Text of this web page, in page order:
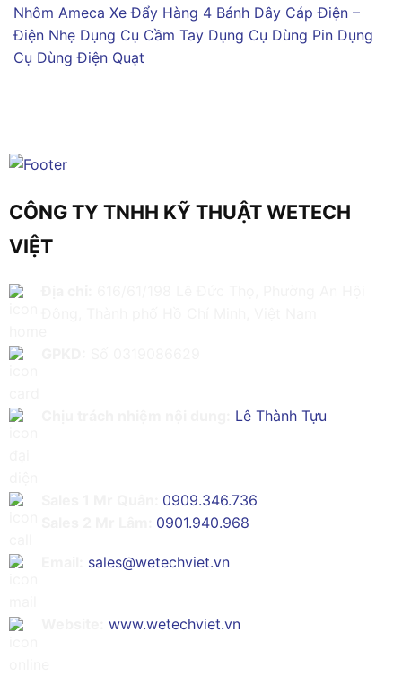
Nhôm Ameca Xe Đẩy Hàng 4 Bánh Dây Cáp Điện –
Điện Nhẹ Dụng Cụ Cầm Tay Dụng Cụ Dùng Pin Dụng
Cụ Dùng Điện Quạt
CÔNG TY TNHH KỸ THUẬT WETECH
VIỆT
Lê Thành Tựu
0909.346.736
0901.940.968
sales@wetechviet.vn
www.wetechviet.vn